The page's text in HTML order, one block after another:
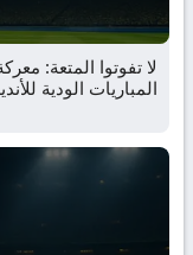
لا تفوتوا المتعة:
المباريات الودية